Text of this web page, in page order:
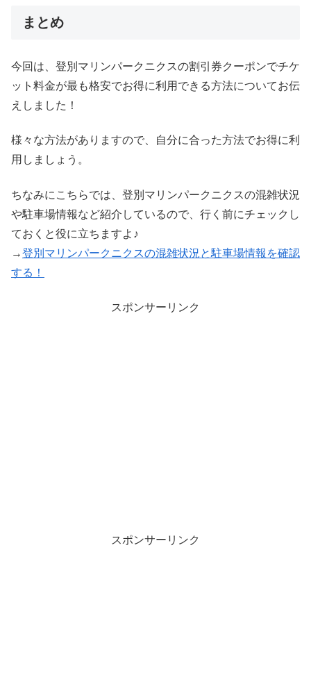
まとめ
今回は、登別マリンパークニクスの割引券クーポンでチケ
ット料金が最も格安でお得に利用できる方法についてお伝
えしました！
様々な方法がありますので、自分に合った方法でお得に利
用しましょう。
ちなみにこちらでは、登別マリンパークニクスの混雑状況
や駐車場情報など紹介しているので、行く前にチェックし
ておくと役に立ちますよ♪
→登別マリンパークニクスの混雑状況と駐車場情報を確認
する！
スポンサーリンク
スポンサーリンク